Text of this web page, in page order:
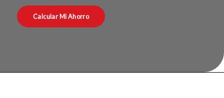
Calcular Mi Ahorro